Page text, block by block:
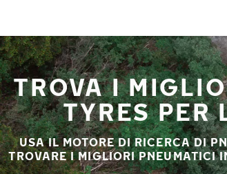
TROVA I
TYRES PER
USA IL MOTORE DI RICERCA DI
TROVARE I MIGLIORI PNEUMATICI